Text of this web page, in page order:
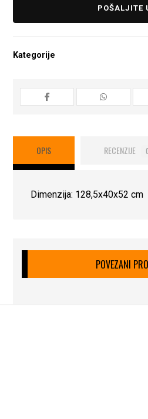
POŠALJITE
Kategorije
OPIS RECENZIJE 0
Dimenzija: 128,5x40x52 cm
POVEZANI